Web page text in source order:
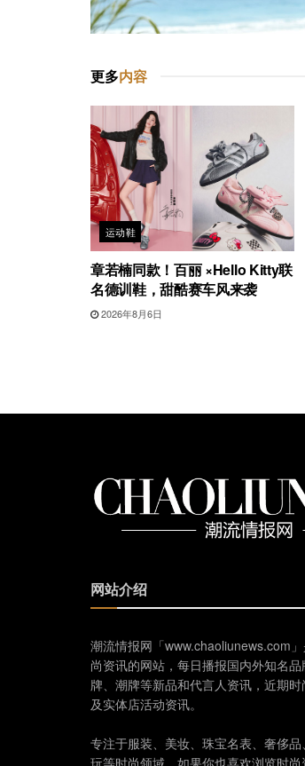
更多内容
运动鞋
章若楠同款！百丽 ×Hello Kitty联
名德训鞋，甜酷赛车风来袭
2026年8月6日
网站介绍
潮流情报网「www.chaoliunews.com
尚资讯的网站，每日播报国内外知名
牌、潮牌等新品和代言人资讯，近期
及实体店活动资讯。
专注于服装、美妆、珠宝名表、奢侈